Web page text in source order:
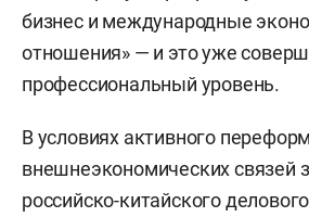
бизнес и международные
отношения» — и это уже
профессиональный уровень.
В условиях активного
внешнеэкономических связей
российско-китайского